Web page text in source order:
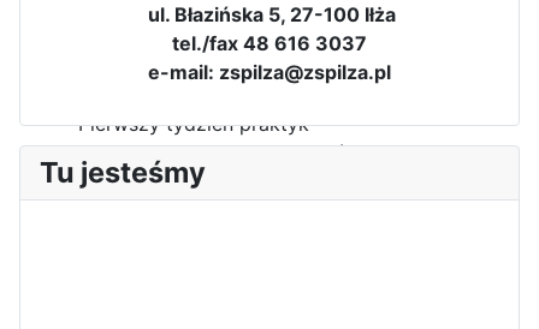
Pierwszy tydzień praktyk
zawodowych naszych uczniów
w Portugalii za nami!
ul. Błazińska 5, 27-100 Iłża
tel./fax 48 616 3037
e-mail: zspilza@zspilza.pl
Tu jesteśmy